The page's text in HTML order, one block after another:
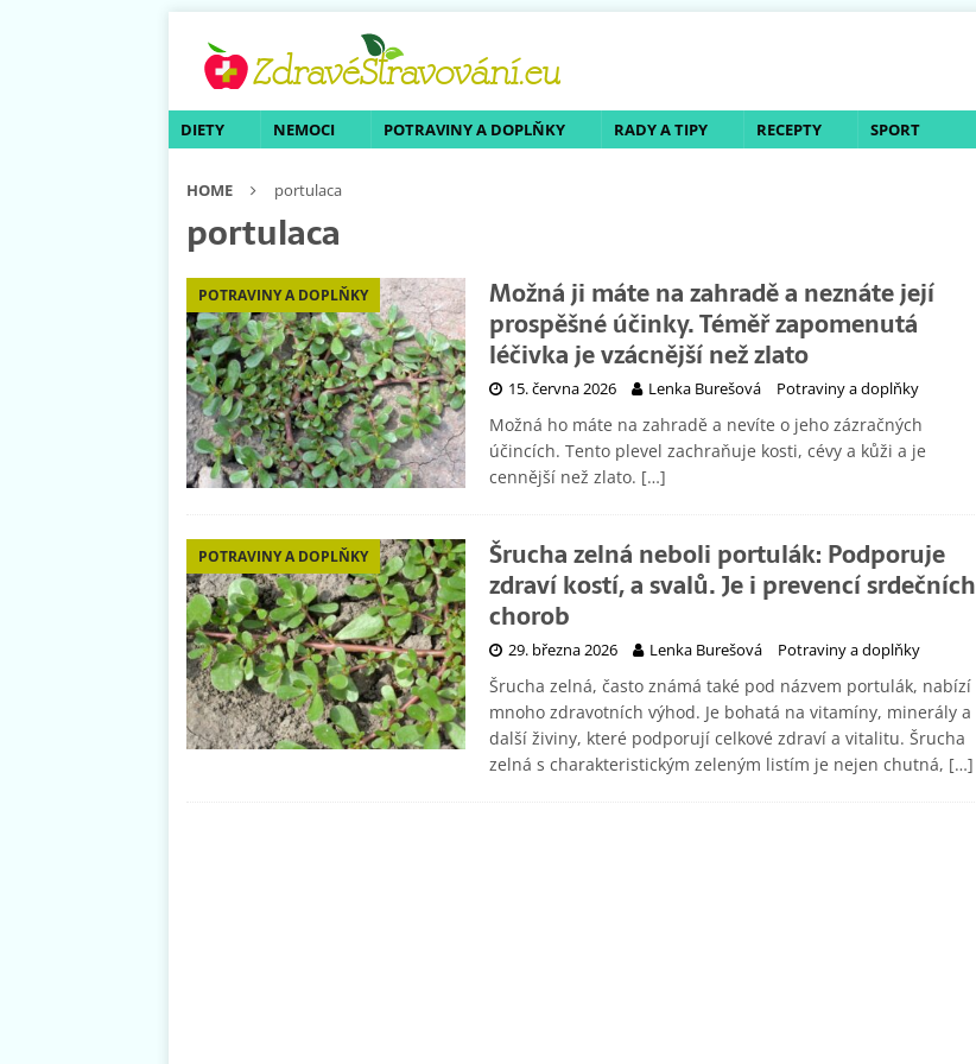
DIETY NEMOCI POTRAVINY A DOPLŇKY RADY A TIPY RECEPTY SPORT
HOME portulaca
portulaca
POTRAVINY A DOPLŇKY
Možná ji máte na zahradě a neznáte její
prospěšné účinky. Téměř zapomenutá
léčivka je vzácnější než zlato
15. června 2026 Lenka Burešová Potraviny a doplňky
Možná ho máte na zahradě a nevíte o jeho zázračných
účincích. Tento plevel zachraňuje kosti, cévy a kůži a je
cennější než zlato. […]
POTRAVINY A DOPLŇKY
Šrucha zelná neboli portulák: Podporuje
zdraví kostí, a svalů. Je i prevencí srdečních
chorob
29. března 2026 Lenka Burešová Potraviny a doplňky
Šrucha zelná, často známá také pod názvem portulák, nabízí
mnoho zdravotních výhod. Je bohatá na vitamíny, minerály a
další živiny, které podporují celkové zdraví a vitalitu. Šrucha
zelná s charakteristickým zeleným listím je nejen chutná, […]